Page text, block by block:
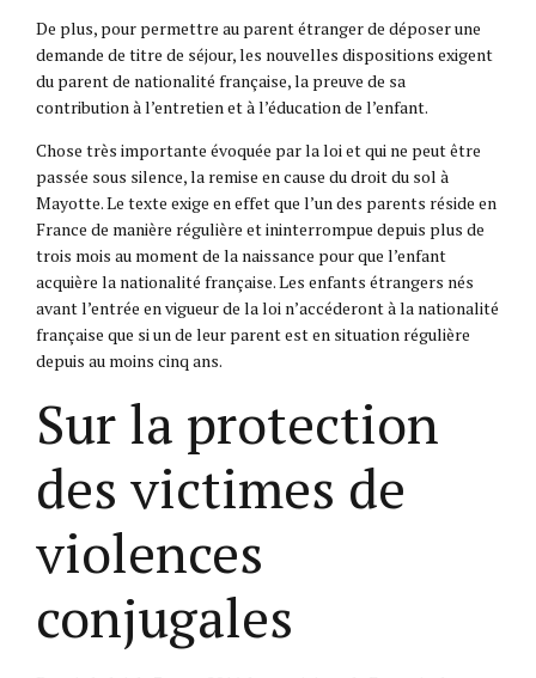
De plus, pour permettre au parent étranger de déposer une
demande de titre de séjour, les nouvelles dispositions exigent
du parent de nationalité française, la preuve de sa
contribution à l’entretien et à l’éducation de l’enfant.
Chose très importante évoquée par la loi et qui ne peut être
passée sous silence, la remise en cause du droit du sol à
Mayotte. Le texte exige en effet que l’un des parents réside en
France de manière régulière et ininterrompue depuis plus de
trois mois au moment de la naissance pour que l’enfant
acquière la nationalité française. Les enfants étrangers nés
avant l’entrée en vigueur de la loi n’accéderont à la nationalité
française que si un de leur parent est en situation régulière
depuis au moins cinq ans.
Sur la protection
des victimes de
violences
conjugales